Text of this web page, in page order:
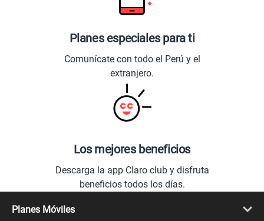
Planes especiales para ti
Comunícate con todo el Perú y el
extranjero.
Los mejores beneficios
Descarga la app Claro club y disfruta
beneficios todos los días.
Planes Móviles